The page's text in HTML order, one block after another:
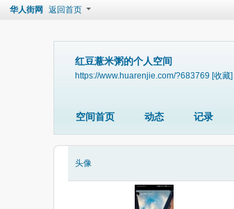
华人街网 返回首页
红豆薏米粥的个人空间
https://www.huarenjie.com/?683769 [收藏]
空间首页 动态 记录
头像